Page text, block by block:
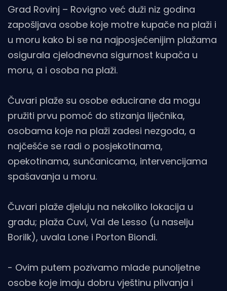
Grad Rovinj – Rovigno već duži niz godina
zapošljava osobe koje motre kupače na plaži i
u moru kako bi se na najposjećenijim plažama
osigurala cjelodnevna sigurnost kupača u
moru, a i osoba na plaži.
Čuvari plaže su osobe educirane da mogu
pružiti prvu pomoć do stizanja liječnika,
osobama koje na plaži zadesi nezgoda, a
najčešće se radi o posjekotinama,
opekotinama, sunčanicama, intervencijama
spašavanja u moru.
Čuvari plaže djeluju na nekoliko lokacija u
gradu; plaža Cuvi, Val de Lesso (u naselju
Borilk), uvala Lone i Porton Biondi.
- Ovim putem pozivamo mlade punoljetne
osobe koje imaju dobru vještinu plivanja i